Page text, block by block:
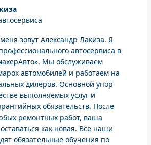
зовут Александр Лакиза. Я
автосервиса в
Мы обслуживаем
автомобилей и работаем на
дилеров. Основной упор
выполняемых услуг и
обязательств. После
ремонтных работ, ваша
как новая. Все наши
обязательные обучения по